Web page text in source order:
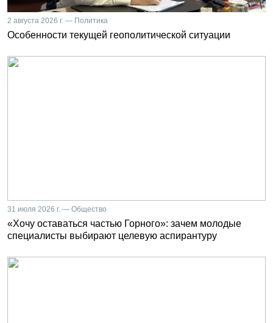
2 августа 2026 г. — Политика
Особенности текущей геополитической ситуации
31 июля 2026 г. — Общество
«Хочу оставаться частью Горного»: зачем молодые
специалисты выбирают целевую аспирантуру